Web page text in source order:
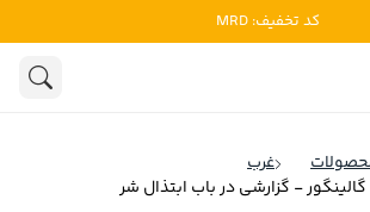
کد تخفیف: MRD
ادبیات آمریکا
غرب
- گزارشی در باب ابتذال شر